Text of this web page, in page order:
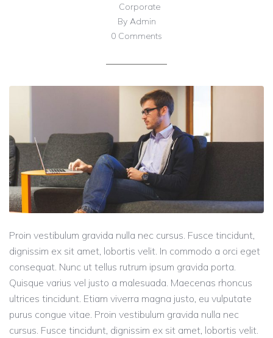
Corporate
By Admin
0 Comments
Proin vestibulum gravida nulla nec cursus. Fusce tincidunt,
dignissim ex sit amet, lobortis velit. In commodo a orci eget
consequat. Nunc ut tellus rutrum ipsum gravida porta.
Quisque varius vel justo a malesuada. Maecenas rhoncus
ultrices tincidunt. Etiam viverra magna justo, eu vulputate
purus congue vitae. Proin vestibulum gravida nulla nec
cursus. Fusce tincidunt, dignissim ex sit amet, lobortis velit.